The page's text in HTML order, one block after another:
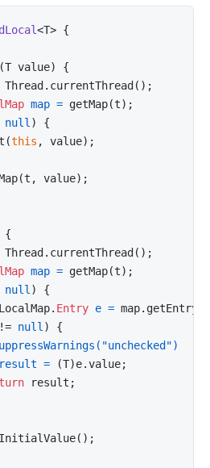
<T> {
(T value)
{
Thread.currentThread();
map = getMap(t);
null ) {
this , value);
value);
{
Thread.currentThread();
map = getMap(t);
null ) {
Entry e = map.getEntry(
null ) {
result = (T)e.value;
result;